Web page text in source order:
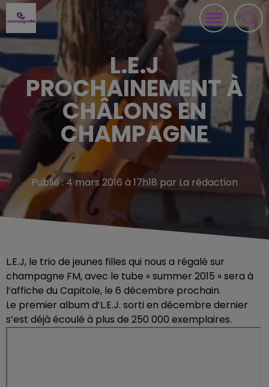
L.E.J
PROCHAINEMENT À
CHÂLONS EN
CHAMPAGNE
Publié : 4 mars 2016 à 17h18 par La rédaction
L.E.J, le trio de jeunes filles qui nous a régalé sur
champagne FM, avec le tube « summer 2015 » sera à
l’affiche du Capitole, le 6 décembre prochain.
Le premier album d’L.E.J. sorti en décembre dernier
s’est déjà écoulé à plus de 250 000 exemplaires.